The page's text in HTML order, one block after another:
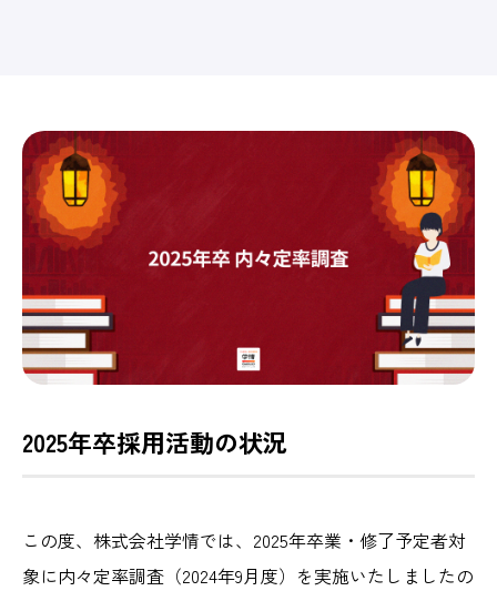
2025年卒採用活動の状況
この度、株式会社学情では、2025年卒業・修了予定者対
象に内々定率調査（2024年9月度）を実施いたしましたの